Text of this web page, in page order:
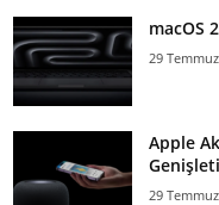
macOS
29
Apple
29